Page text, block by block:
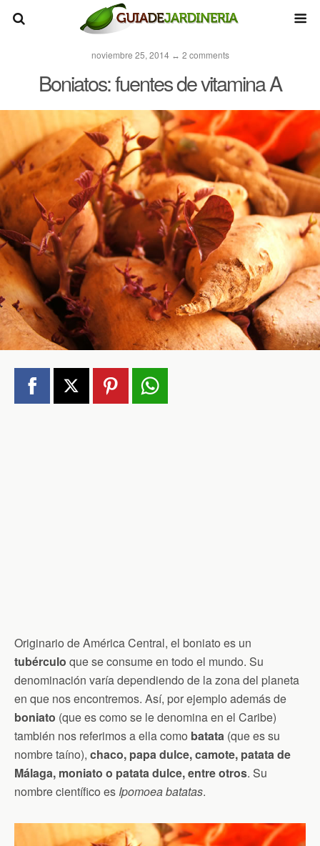
noviembre 25, 2014 ↔ 2 comments
Boniatos: fuentes de vitamina A
Originario de América Central, el boniato es un
tubérculo que se consume en todo el mundo. Su
denominación varía dependiendo de la zona del planeta
en que nos encontremos. Así, por ejemplo además de
boniato (que es como se le denomina en el Caribe)
también nos referimos a ella como batata (que es su
nombre taíno), chaco, papa dulce, camote, patata de
Málaga, moniato o patata dulce, entre otros. Su
nombre científico es Ipomoea batatas.